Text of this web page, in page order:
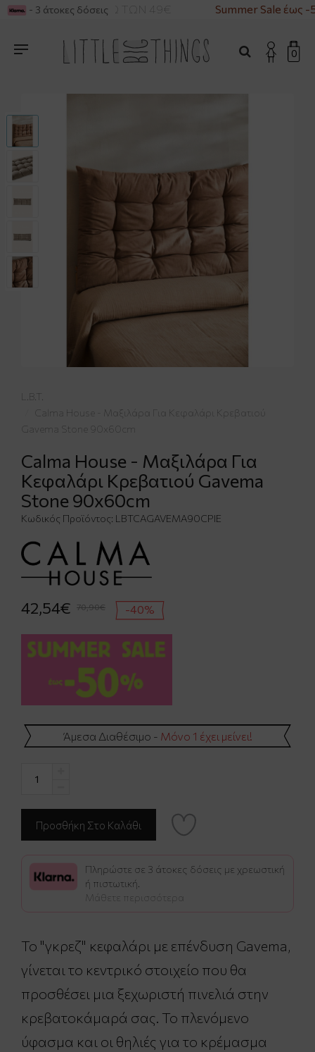
ΓΙΑ ΑΓΟΡΕΣ ΑΝΩ ΤΩΝ 49€ Summer Sale έως -
- 3 άτοκες δόσεις
0
L.B.T.
Calma House - Μαξιλάρα Για Κεφαλάρι Κρεβατιού
Gavema Stone 90x60cm
Calma House - Μαξιλάρα Για
Κεφαλάρι Κρεβατιού Gavema
Stone 90x60cm
Κωδικός Προϊόντος: LBTCAGAVEMA90CPIE
42,54€ 70,90€ -40%
Άμεσα Διαθέσιμο - Μόνο 1 έχει μείνει!
Πληρώστε σε 3 άτοκες δόσεις με χρεωστική
ή πιστωτική.
Μάθετε περισσότερα
Το "γκρεζ" κεφαλάρι με επένδυση Gavema,
γίνεται το κεντρικό στοιχείο που θα
προσθέσει μια ξεχωριστή πινελιά στην
κρεβατοκάμαρά σας. Το πλενόμενο
ύφασμα και οι θηλιές για το κρέμασμα